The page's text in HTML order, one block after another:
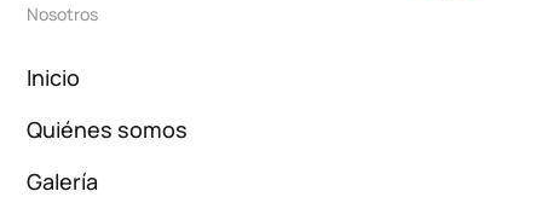
Nosotros
Inicio
Quiénes somos
Galería